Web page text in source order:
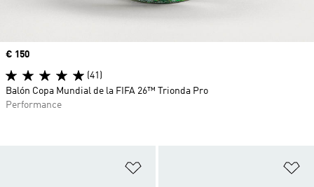
Precio
€ 150
(41)
Balón Copa Mundial de la FIFA 26™ Trionda Pro
Performance